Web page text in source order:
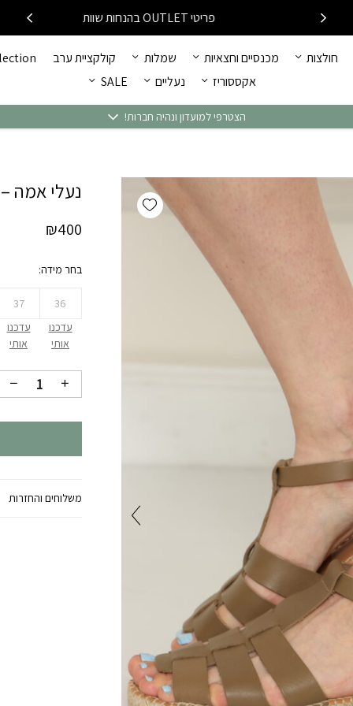
חולצות מכנסיים וחצאיות שמלות קולקציית ערב
אקססוריז
נעליים SALE
הצטרפי למועדון ונהיה חברות!
נעלי אמה –
₪400
בחר מידה
36
עדכנו
אותי
37
עדכנו
אותי
משלוחים והחזרות
Add wishlist